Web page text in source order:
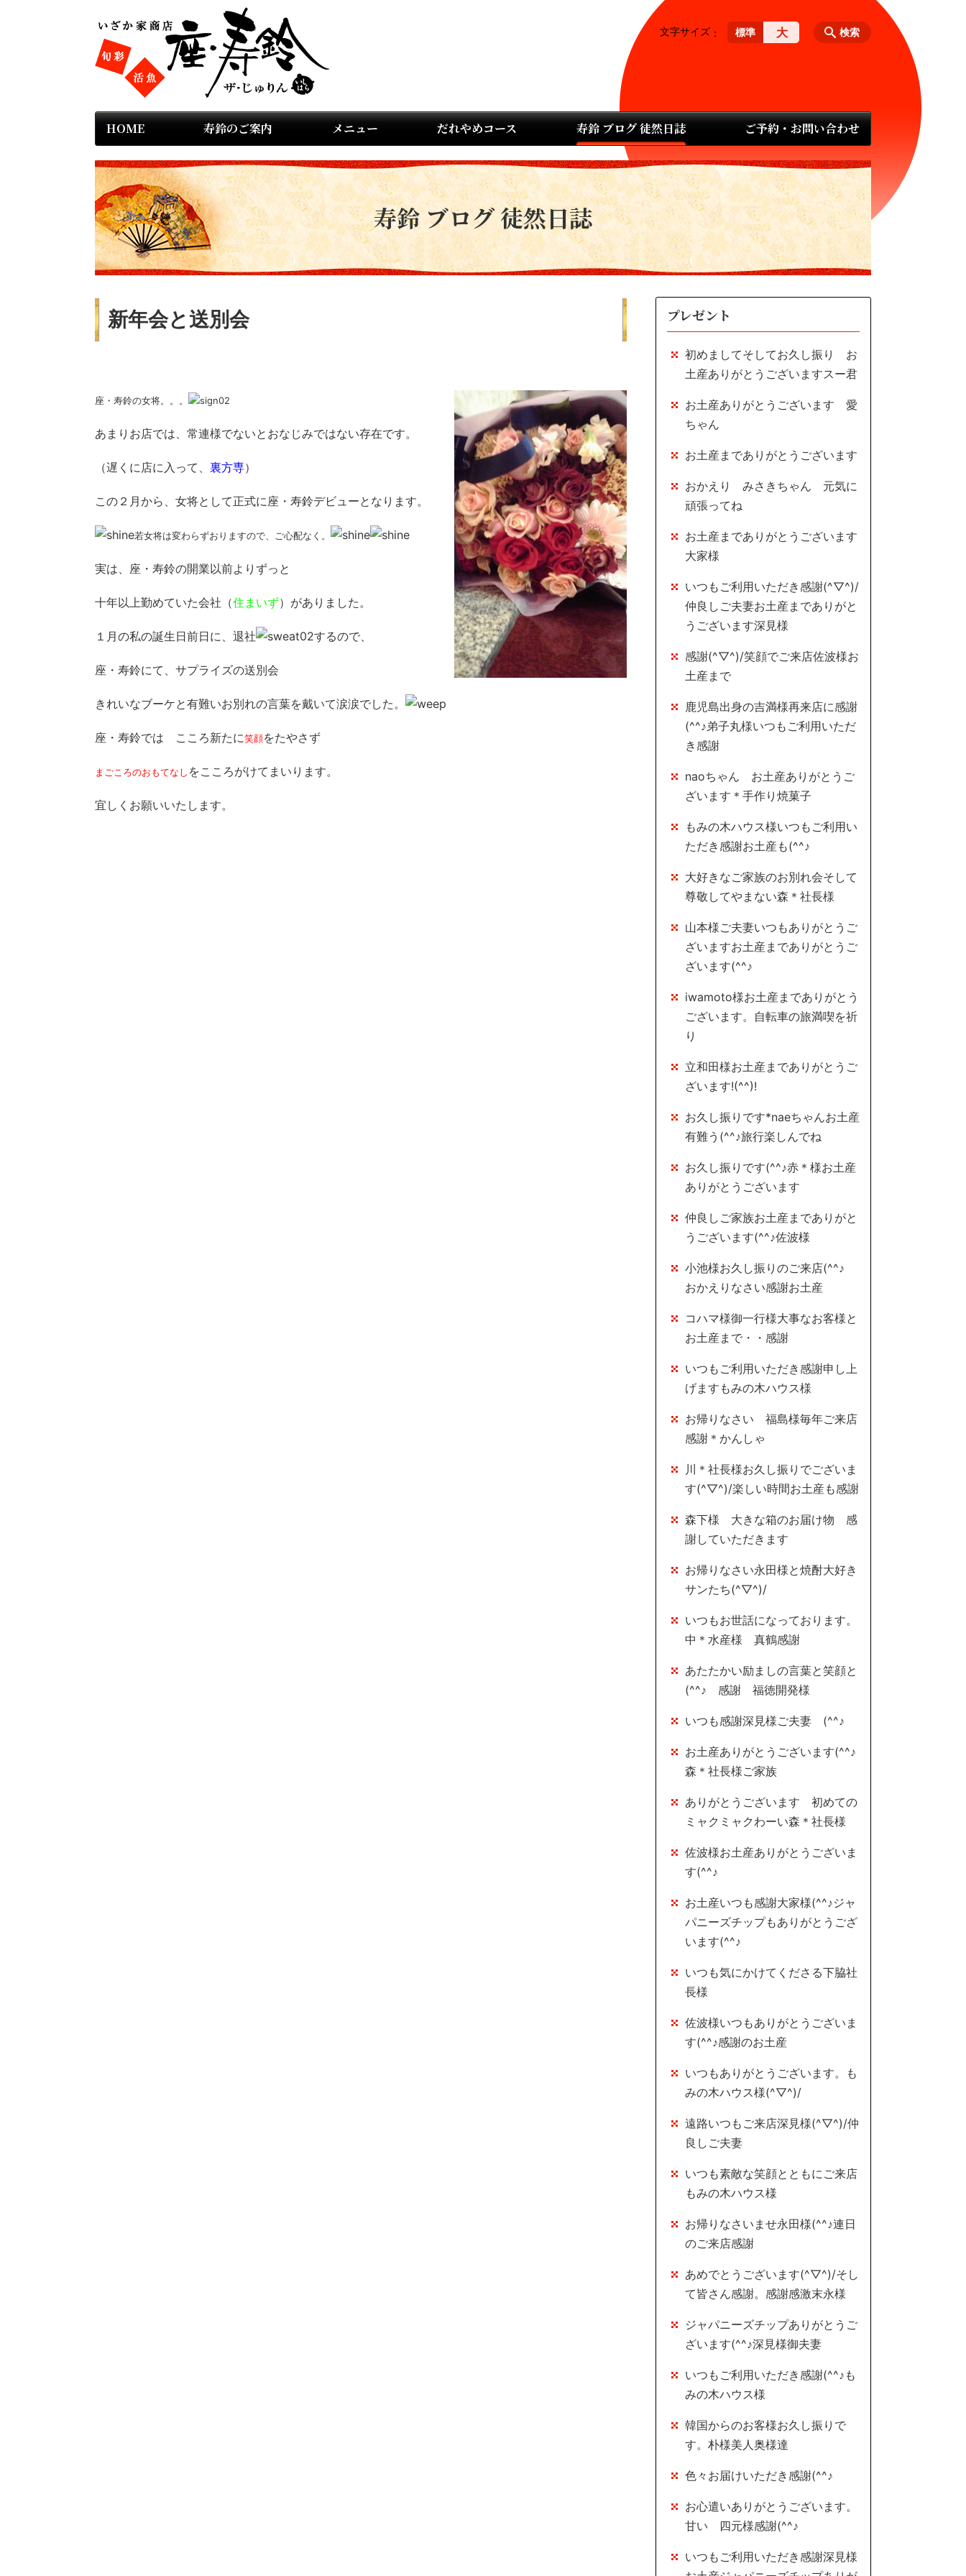
HOME 寿鈴のご案内 メニュー だれやめコース 寿鈴 ブログ 徒然日誌 ご予約・お問い合わせ
検索
文字サイズ 標準 大
寿鈴 ブログ 徒然日誌
新年会と送別会
座・寿鈴の女将。。。
あまりお店では、常連様でないとおなじみではない存在です。
（遅くに店に入って、 裏方専）
この２月から、女将として正式に座・寿鈴デビューとなります。
若女将は変わらずおりますので、ご心配なく。
実は、座・寿鈴の開業以前よりずっと
十年以上勤めていた会社（住まいず）がありました。
１月の私の誕生日前日に、退社 するので、
座・寿鈴にて、サプライズの送別会
きれいなブーケと有難いお別れの言葉を戴いて涙涙でした。
座・寿鈴では こころ新たに笑顔をたやさず
まごころのおもてなし をこころがけてまいります。
宜しくお願いいたします。
プレゼント
初めましてそしてお久し振り お
土産ありがとうございますスー君
お土産ありがとうございます 愛
ちゃん
お土産までありがとうございます
おかえり みさきちゃん 元気に
頑張ってね
お土産までありがとうございます
大家様
いつもご利用いただき感謝(^▽^)/
仲良しご夫妻お土産までありがと
うございます深見様
感謝(^▽^)/笑顔でご来店佐波様お
土産まで
鹿児島出身の吉満様再来店に感謝
(^^♪弟子丸様いつもご利用いただ
き感謝
naoちゃん お土産ありがとうご
ざいます＊手作り焼菓子
もみの木ハウス様いつもご利用い
ただき感謝お土産も(^^♪
大好きなご家族のお別れ会そして
尊敬してやまない森＊社長様
山本様ご夫妻いつもありがとうご
ざいますお土産までありがとうご
ざいます(^^♪
iwamoto様お土産までありがとう
ございます。自転車の旅満喫を祈
り
立和田様お土産までありがとうご
ざいます!(^^)!
お久し振りです*naeちゃんお土産
有難う(^^♪旅行楽しんでね
お久し振りです(^^♪赤＊様お土産
ありがとうございます
仲良しご家族お土産までありがと
うございます(^^♪佐波様
小池様お久し振りのご来店(^^♪
おかえりなさい感謝お土産
コハマ様御一行様大事なお客様と
お土産まで・・感謝
いつもご利用いただき感謝申し上
げますもみの木ハウス様
お帰りなさい 福島様毎年ご来店
感謝＊かんしゃ
川＊社長様お久し振りでございま
す(^▽^)/楽しい時間お土産も感謝
森下様 大きな箱のお届け物 感
謝していただきます
お帰りなさい永田様と焼酎大好き
サンたち(^▽^)/
いつもお世話になっております。
中＊水産様 真鶴感謝
あたたかい励ましの言葉と笑顔と
(^^♪ 感謝 福徳開発様
いつも感謝深見様ご夫妻 (^^♪
お土産ありがとうございます(^^♪
森＊社長様ご家族
ありがとうございます 初めての
ミャクミャクわーい森＊社長様
佐波様お土産ありがとうございま
す(^^♪
お土産いつも感謝大家様(^^♪ジャ
パニーズチップもありがとうござ
います(^^♪
いつも気にかけてくださる下脇社
長様
佐波様いつもありがとうございま
す(^^♪感謝のお土産
いつもありがとうございます。も
みの木ハウス様(^▽^)/
遠路いつもご来店深見様(^▽^)/仲
良しご夫妻
いつも素敵な笑顔とともにご来店
もみの木ハウス様
お帰りなさいませ永田様(^^♪連日
のご来店感謝
あめでとうございます(^▽^)/そし
て皆さん感謝。感謝感激末永様
ジャパニーズチップありがとうご
ざいます(^^♪深見様御夫妻
いつもご利用いただき感謝(^^♪も
みの木ハウス様
韓国からのお客様お久し振りで
す。朴様美人奥様達
色々お届けいただき感謝(^^♪
お心遣いありがとうございます。
甘い 四元様感謝(^^♪
いつもご利用いただき感謝深見様